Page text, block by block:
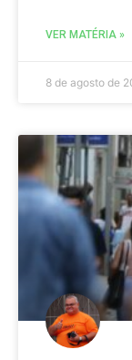
VER MATÉRIA »
8 de agosto de